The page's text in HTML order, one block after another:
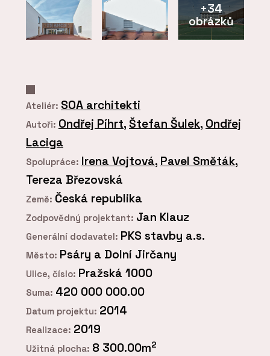
+34
obrázků
Ateliér: SOA architekti
Autoři: Ondřej Píhrt, Štefan Šulek, Ondřej
Laciga
Spolupráce: Irena Vojtová, Pavel Směták,
Tereza Březovská
Země: Česká republika
Zodpovědný projektant: Jan Klauz
Generální dodavatel: PKS stavby a.s.
Město: Psáry a Dolní Jirčany
Ulice, číslo: Pražská 1000
Suma: 420 000 000.00
Datum projektu: 2014
Realizace: 2019
Užitná plocha: 8 300.00m2